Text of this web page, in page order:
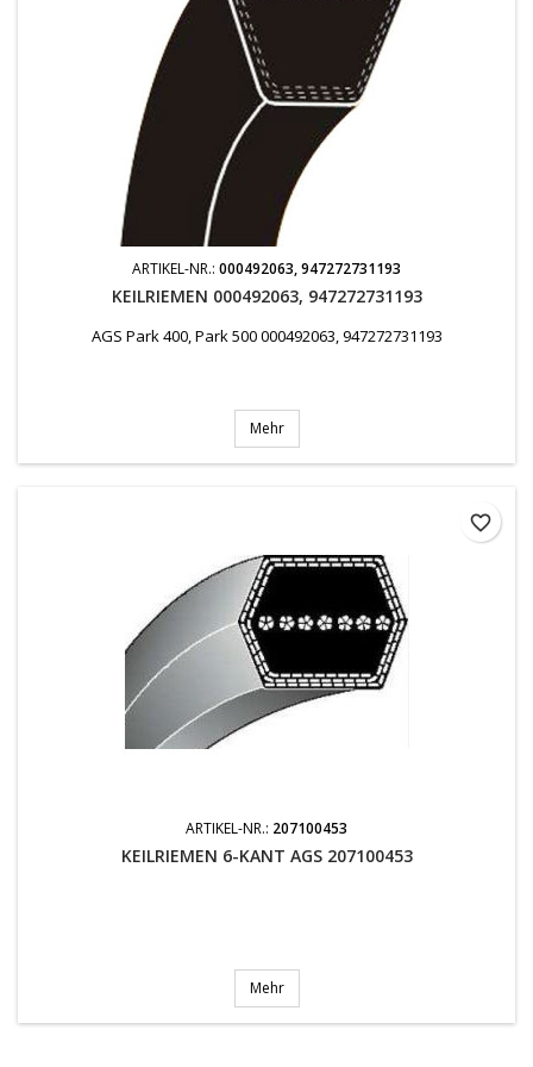
ARTIKEL-NR.: 000492063, 947272731193
KEILRIEMEN 000492063, 947272731193
AGS Park 400, Park 500 000492063, 947272731193
Mehr
ARTIKEL-NR.: 207100453
KEILRIEMEN 6-KANT AGS 207100453
Mehr
favorite_border